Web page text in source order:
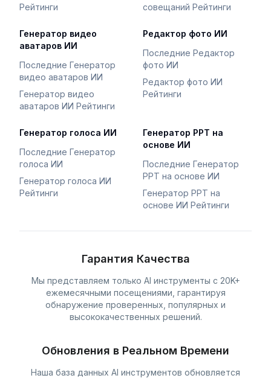
Рейтинги
совещаний Рейтинги
Генератор видео
аватаров ИИ
Последние Генератор
видео аватаров ИИ
Генератор видео
аватаров ИИ Рейтинги
Редактор фото ИИ
Последние Редактор
фото ИИ
Редактор фото ИИ
Рейтинги
Генератор голоса ИИ
Последние Генератор
голоса ИИ
Генератор голоса ИИ
Рейтинги
Генератор PPT на
основе ИИ
Последние Генератор
PPT на основе ИИ
Генератор PPT на
основе ИИ Рейтинги
Гарантия Качества
Мы представляем только AI инструменты с 20K+
ежемесячными посещениями, гарантируя
обнаружение проверенных, популярных и
высококачественных решений.
Обновления в Реальном Времени
Наша база данных AI инструментов обновляется